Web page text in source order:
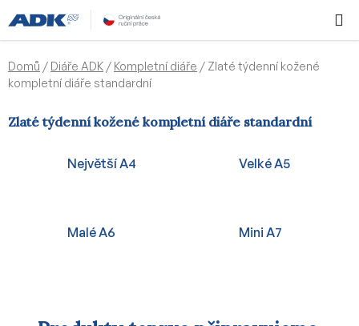
na
obsah
KOŠÍK
Domů / Diáře ADK / Kompletní diáře / Zlaté týdenní kožené
kompletní diáře standardní
Zlaté týdenní kožené kompletní diáře standardní
Největší A4 Velké A5
Malé A6 Mini A7